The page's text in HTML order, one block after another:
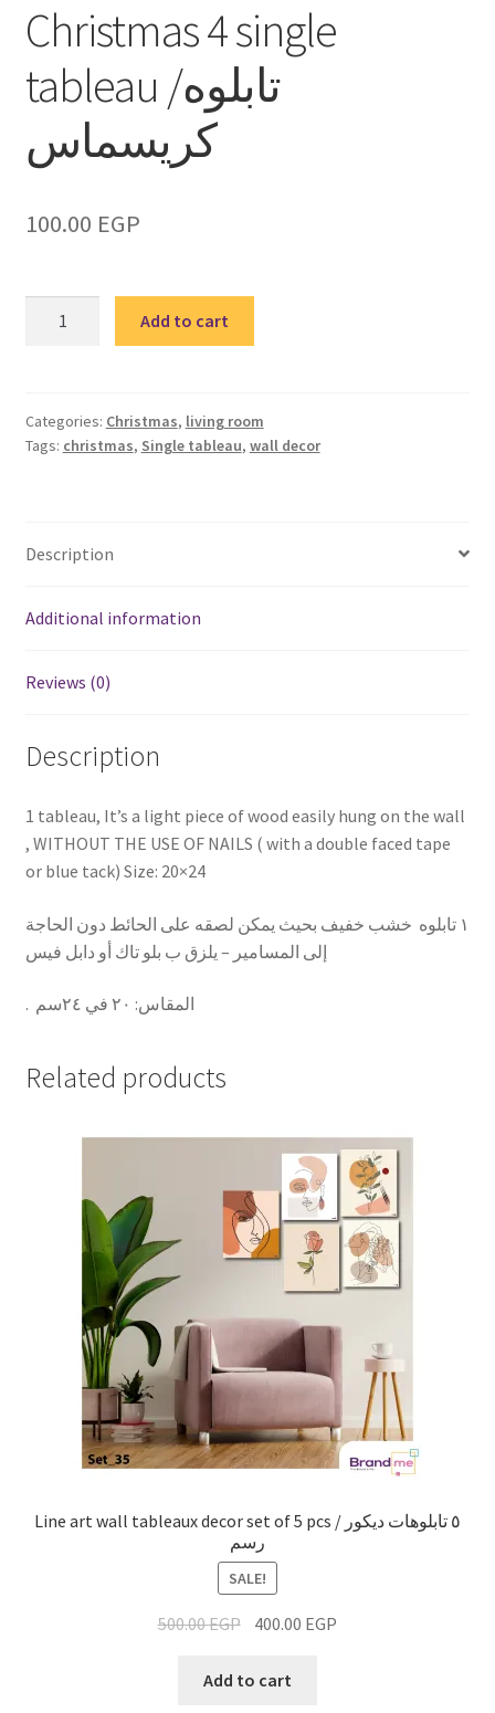
Christmas 4 single
tableau /تابلوه
كريسماس
100.00 EGP
/
تابلوه
Add to cart
Categories: Christmas, living room
Tags: christmas, Single tableau, wall decor
Description
Additional information
Reviews (0)
Description
1 tableau, It’s a light piece of wood easily hung on the wall
, WITHOUT THE USE OF NAILS ( with a double faced tape
or blue tack) Size: 20×24
١ تابلوه خشب خفيف بحيث يمكن لصقه على الحائط دون الحاجة
إلى المسامير – يلزق ب بلو تاك أو دابل فيس
. المقاس: ٢٠ في ٢٤سم
Related products
Line art wall tableaux decor set of 5 pcs / ٥ تابلوهات ديكور
رسم
SALE!
500.00EGP 400.00 EGP
Add to cart